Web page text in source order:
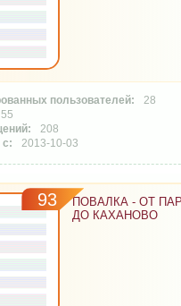
28
55
208
2013-10-03
93
ПОВАЛКА - ОТ
ДО КАХАНОВО